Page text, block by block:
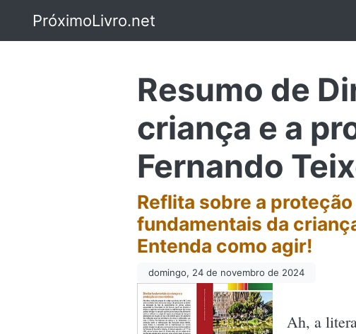
PróximoLivro.net
Resumo de
criança e a
Fernando
Reflita sobre a
fundamentais da
Entenda como agir!
domingo, 24 de novembro de 2024
Ah, a